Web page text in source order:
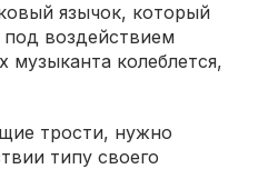
язычок, который
воздействием
музыканта колеблется,
трости, нужно
типу своего